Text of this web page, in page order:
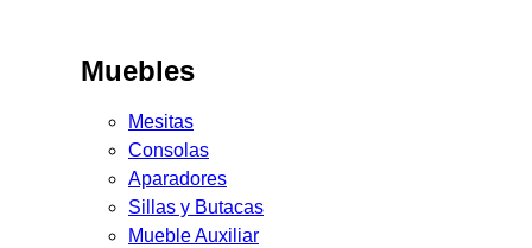
Muebles
Mesitas
Consolas
Aparadores
Sillas y Butacas
Mueble Auxiliar